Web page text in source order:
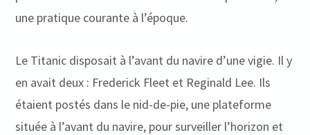
une pratique courante à l’époque.
Le Titanic disposait à l’avant du navire d’une vigie. Il y
en avait deux : Frederick Fleet et Reginald Lee. Ils
étaient postés dans le nid-de-pie, une plateforme
située à l’avant du navire, pour surveiller l’horizon et